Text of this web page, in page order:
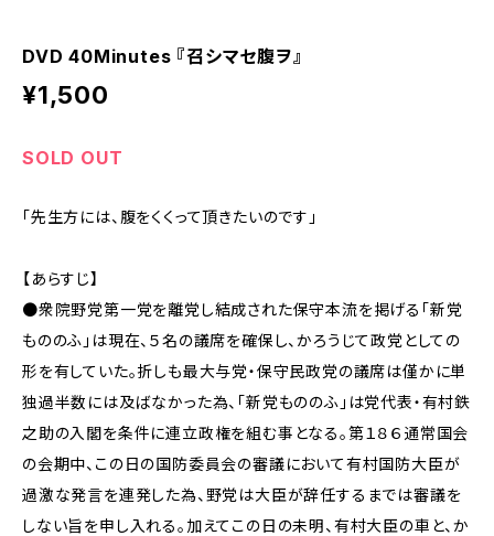
DVD 40Minutes 『召シマセ腹ヲ』
¥1,500
SOLD OUT
「先生方には、腹をくくって頂きたいのです」
【あらすじ】
●衆院野党第一党を離党し結成された保守本流を掲げる「新党
もののふ」は現在、５名の議席を確保し、かろうじて政党としての
形を有していた。折しも最大与党・保守民政党の議席は僅かに単
独過半数には及ばなかった為、「新党もののふ」は党代表・有村鉄
之助の入閣を条件に連立政権を組む事となる。第１８６通常国会
の会期中、この日の国防委員会の審議において有村国防大臣が
過激な発言を連発した為、野党は大臣が辞任するまでは審議を
しない旨を申し入れる。加えてこの日の未明、有村大臣の車と、か